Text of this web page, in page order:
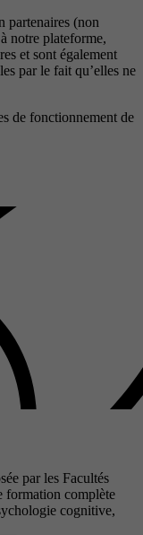
partenaires (non
notre plateforme,
et sont également
par le fait qu’elles ne
de fonctionnement de
par les Facultés
formation complète
cognitive,